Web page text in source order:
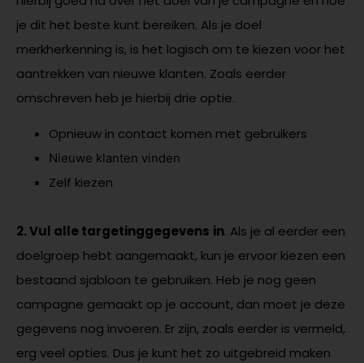
je dit het beste kunt bereiken. Als je doel
merkherkenning is, is het logisch om te kiezen voor het
aantrekken van nieuwe klanten. Zoals eerder
omschreven heb je hierbij drie optie.
Opnieuw in contact komen met gebruikers
Nieuwe klanten vinden
Zelf kiezen
2. Vul alle targetinggegevens in. Als je al eerder een
doelgroep hebt aangemaakt, kun je ervoor kiezen een
bestaand sjabloon te gebruiken. Heb je nog geen
campagne gemaakt op je account, dan moet je deze
gegevens nog invoeren. Er zijn, zoals eerder is vermeld,
erg veel opties. Dus je kunt het zo uitgebreid maken